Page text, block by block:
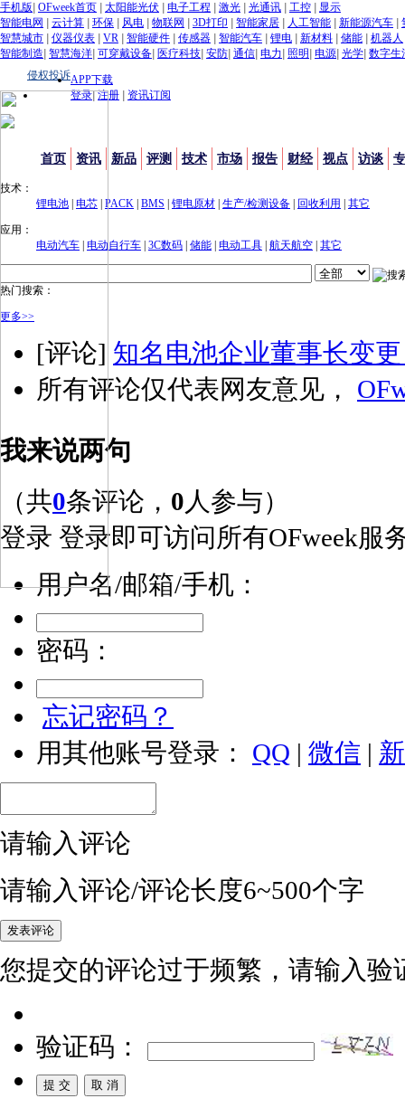
手机版 OFweek首页 太阳能光伏 电子工程 激光 光通讯 工控
显示
智能电网
云计算 环保 风电 物联网 3D打印 智能家居 人工智能 新能源汽车
智慧城市
仪器仪表 VR 智能硬件 传感器 智能汽车 锂电 新材料 储能
机器人
智能制造 智慧海洋 可穿戴设备 医疗科技 安防 通信 电力 照明 电源 光学 数字生
侵权投诉APP下载
登录| 注册 资讯订阅
首页 资讯 新品 评测 技术 市场 报告 财经 视点 访谈
技术：
锂电池 电芯 PACK BMS 锂电原材 生产/检测设备 回收利用 其它
应用：
电动汽车 电动自行车 3C数码 储能 电动工具 航天航空 其它
热门搜索：
更多>>
[评论] 知名电池企业董事长变
所有评论仅代表网友意见，
我来说两句
（共0条评论， 0 人参与）
登录 登录即可访问所有OFweek服
用户名/邮箱/手机：
密码：
忘记密码？
用其他账号登录： QQ | 微信 |
请输入评论
请输入评论/评论长度6~500个字
您提交的评论过于频繁，请输入验
验证码：